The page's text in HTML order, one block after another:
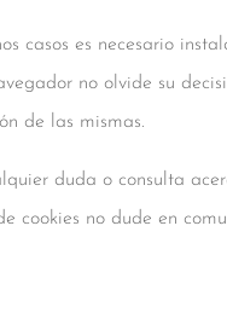
casos es necesario
no olvide su
de las mismas.
duda o consulta
cookies no dude en